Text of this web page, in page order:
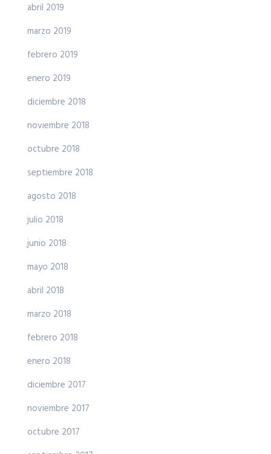
abril 2019
marzo 2019
febrero 2019
enero 2019
diciembre 2018
noviembre 2018
octubre 2018
septiembre 2018
agosto 2018
julio 2018
junio 2018
mayo 2018
abril 2018
marzo 2018
febrero 2018
enero 2018
diciembre 2017
noviembre 2017
octubre 2017